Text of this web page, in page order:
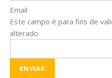
Email
Este campo é para fins de
alterado.